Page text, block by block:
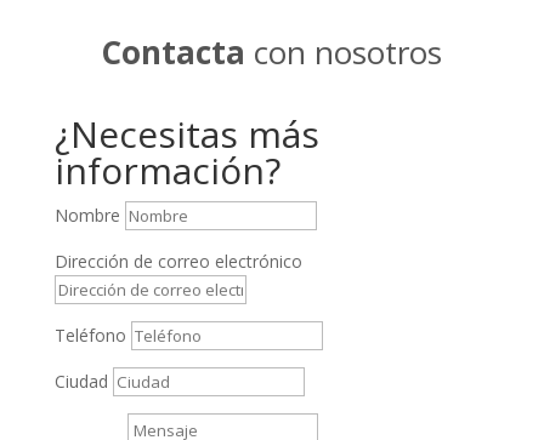
Contacta con nosotros
¿Necesitas más
información?
Nombre
Dirección de correo electrónico
Teléfono
Ciudad